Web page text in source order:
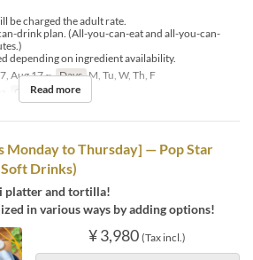
be charged the adult rate.
drink plan. (All-you-can-eat and all-you-can-
depending on ingredient availability.
Aug 17 ~ Days M, Tu, W, Th, F
Order Limit 2 ~
Read more
Monday to Thursday] — Pop Star
Drinks)
platter and tortilla!
in various ways by adding options!
¥ 3,980 (Tax incl.)